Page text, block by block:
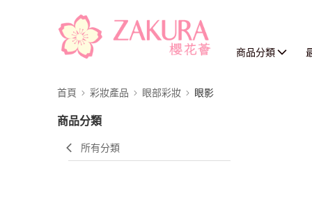
商品分類
首頁 彩妝產品 眼部彩妝 眼影
商品分類
所有分類